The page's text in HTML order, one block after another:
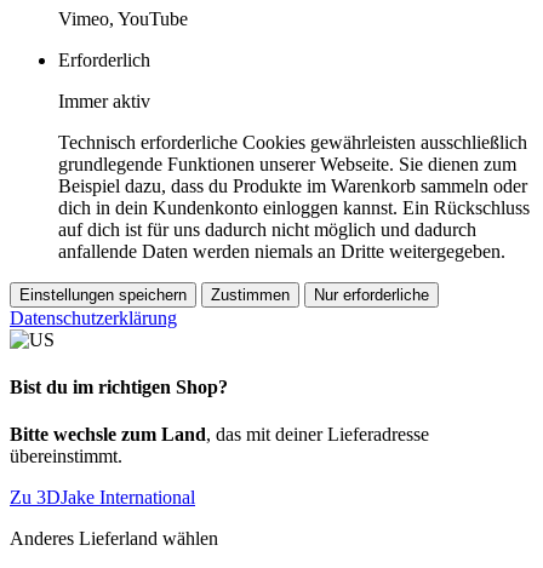
Vimeo, YouTube
Erforderlich
Immer aktiv
Technisch erforderliche Cookies gewährleisten ausschließlich
grundlegende Funktionen unserer Webseite. Sie dienen zum
Beispiel dazu, dass du Produkte im Warenkorb sammeln oder
dich in dein Kundenkonto einloggen kannst. Ein Rückschluss
auf dich ist für uns dadurch nicht möglich und dadurch
anfallende Daten werden niemals an Dritte weitergegeben.
Einstellungen speichern Zustimmen Nur erforderliche
Datenschutzerklärung
Bist du im richtigen Shop?
Bitte wechsle zum Land, das mit deiner Lieferadresse
übereinstimmt.
Zu 3DJake International
Anderes Lieferland wählen